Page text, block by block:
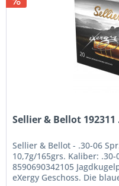
Sellier & Bellot
Sellier & Bellot - .30-06
10,7g/165grs. Kaliber:
8590690342105
eXergy Geschoss. Die